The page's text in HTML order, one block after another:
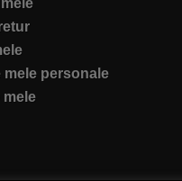
mele personale
mele